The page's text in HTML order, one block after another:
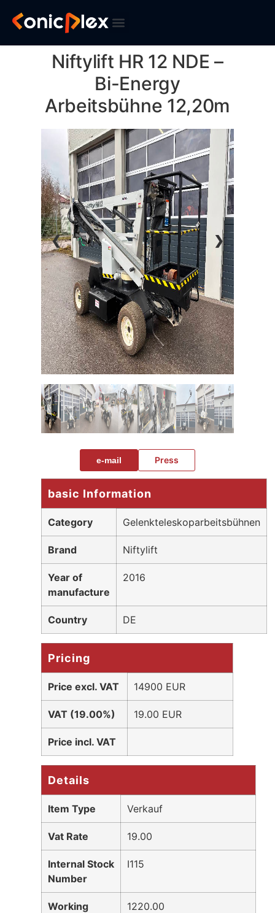
Niftylift HR 12 NDE –
Bi-Energy
Arbeitsbühne 12,20m
❮ ❯
e-mail Press
basic Information
Category Gelenkteleskoparbeitsbühnen
Brand Niftylift
Year of
manufacture
2016
Country DE
Pricing
Price excl. VAT 14900 EUR
VAT (19.00%) 19.00 EUR
Price incl. VAT
Details
Item Type Verkauf
Vat Rate 19.00
Internal Stock
Number
I115
Working
1220.00